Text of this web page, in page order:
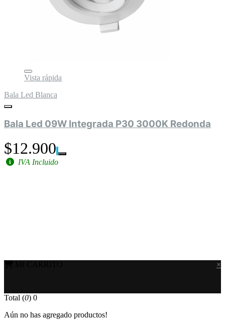
Vista rápida
Bala Led Blanca
Bala Led 09W Integrada P30 3000K Redonda
$12.900
IVA Incluido
×
Total (0) 0
Aún no has agregado productos!